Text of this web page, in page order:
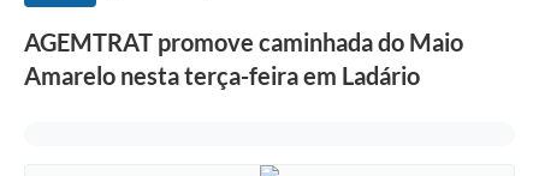
Nossa Cidade
AGEMTRAT promove caminhada do Maio
Amarelo nesta terça-feira em Ladário